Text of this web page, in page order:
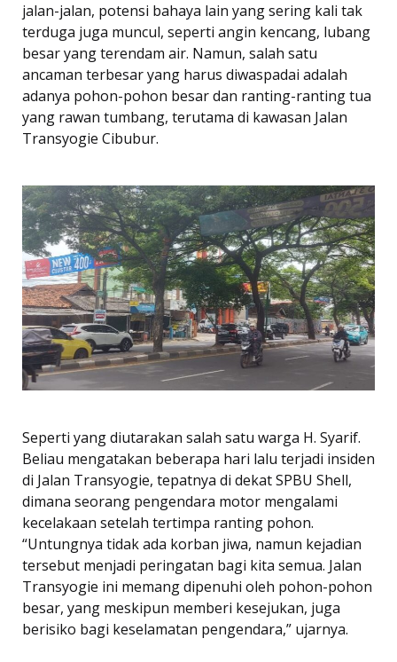
jalan-jalan, potensi bahaya lain yang sering kali tak
terduga juga muncul, seperti angin kencang, lubang
besar yang terendam air. Namun, salah satu
ancaman terbesar yang harus diwaspadai adalah
adanya pohon-pohon besar dan ranting-ranting tua
yang rawan tumbang, terutama di kawasan Jalan
Transyogie Cibubur.
Seperti yang diutarakan salah satu warga H. Syarif.
Beliau mengatakan beberapa hari lalu terjadi insiden
di Jalan Transyogie, tepatnya di dekat SPBU Shell,
dimana seorang pengendara motor mengalami
kecelakaan setelah tertimpa ranting pohon.
“Untungnya tidak ada korban jiwa, namun kejadian
tersebut menjadi peringatan bagi kita semua. Jalan
Transyogie ini memang dipenuhi oleh pohon-pohon
besar, yang meskipun memberi kesejukan, juga
berisiko bagi keselamatan pengendara,” ujarnya.